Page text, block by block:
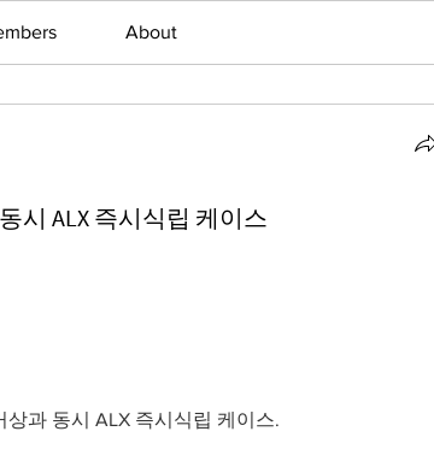
About
시 ALX 즉시식립 케이스
과 동시 ALX 즉시식립 케이스.